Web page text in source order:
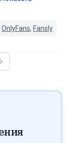
OnlyFans, Fansly
Следующая